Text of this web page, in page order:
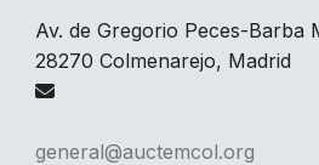
Av. de Gregorio Peces-Barba
28270 Colmenarejo, Madrid
general@auctemcol.org